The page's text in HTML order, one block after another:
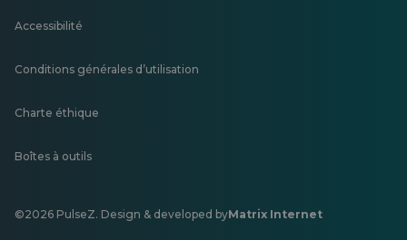
Accessibilité
Conditions générales d’utilisation
Charte éthique
Boîtes à outils
©2026 PulseZ. Design & developed byMatrix Internet
S'ouvre